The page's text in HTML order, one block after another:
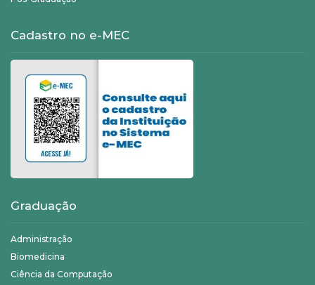
Cadastro no e-MEC
Graduação
Administração
Biomedicina
Ciência da Computação